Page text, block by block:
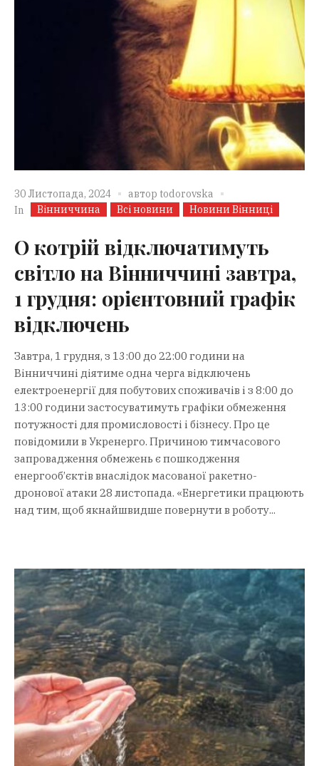
30 Листопада, 2024 автор todorovska
In
Вінниччина Всі новини Новини Вінниці
О котрій відключатимуть
світло на Вінниччині завтра,
1 грудня: орієнтовний графік
відключень
Завтра, 1 грудня, з 13:00 до 22:00 години на
Вінниччині діятиме одна черга відключень
електроенергії для побутових споживачів і з 8:00 до
13:00 години застосуватимуть графіки обмеження
потужності для промисловості і бізнесу. Про це
повідомили в Укренерго. Причиною тимчасового
запровадження обмежень є пошкодження
енергооб’єктів внаслідок масованої ракетно-
дронової атаки 28 листопада. «Енергетики працюють
над тим, щоб якнайшвидше повернути в роботу...